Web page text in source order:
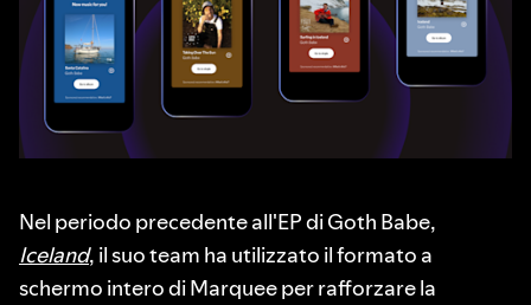
Nel periodo precedente all'EP di Goth Babe,
Iceland, il suo team ha utilizzato il formato a
schermo intero di Marquee per rafforzare la